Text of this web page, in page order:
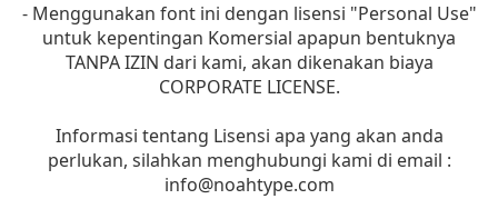
- Menggunakan font ini dengan lisensi "Personal Use"
untuk kepentingan Komersial apapun bentuknya
TANPA IZIN dari kami, akan dikenakan biaya
CORPORATE LICENSE.
Informasi tentang Lisensi apa yang akan anda
perlukan, silahkan menghubungi kami di email :
info@noahtype.com